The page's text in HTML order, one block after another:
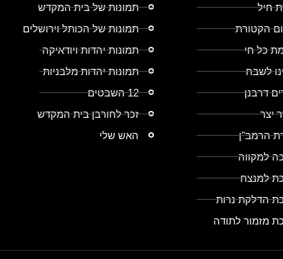
חיל
הקטורת
כל חי
לשבח
דרבנן
יצר
הרמב"ן
למקווה
למנצח
הדלקת נרות
מזמור לתודה
תמונות של בית המקדש
תמונות של הכותל וירושלים
תמונות יהדות ויודאיקה
תמונות יהדות מלבניות
12 השבטים
זכר לחורבן בית המקדש
האש שלי